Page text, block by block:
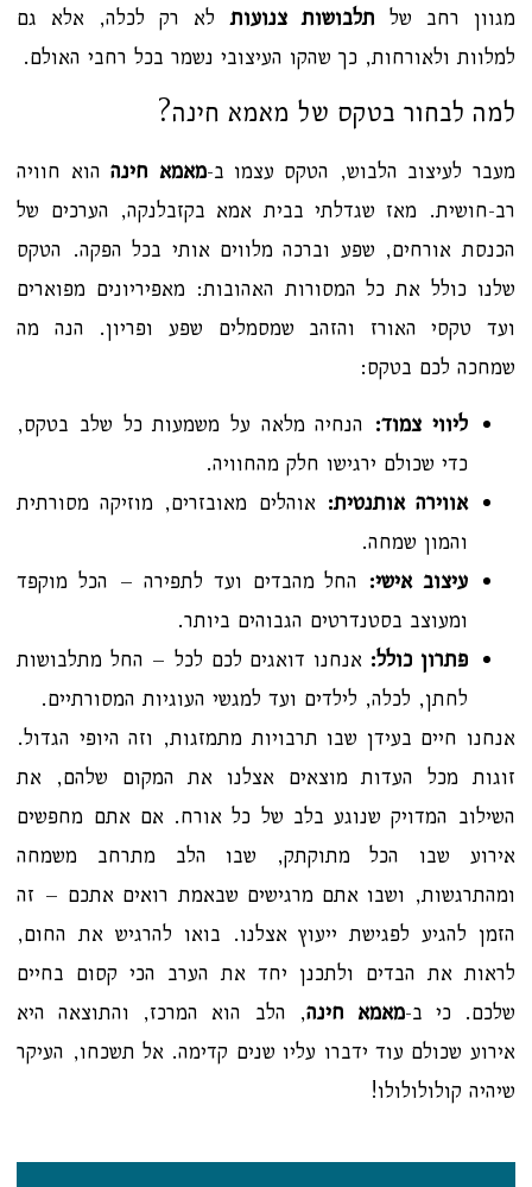
מגוון רחב של תלבושות צנועותלא רק לכלה, אלא גם
למלוות ולאורחות, כך שהקו העיצובי נשמר בכל רחבי האולם.
למה לבחור בטקס של מאמא חינה?
מעבר לעיצוב הלבוש, הטקס עצמו ב-מאמא חינההוא חוויה
רב-חושית. מאז שגדלתי בבית אמא בקזבלנקה, הערכים של
הכנסת אורחים, שפע וברכה מלווים אותי בכל הפקה. הטקס
שלנו כולל את כל המסורות האהובות: מאפיריונים מפוארים
ועד טקסי האורז והזהב שמסמלים שפע ופריון. הנה מה
שמחכה לכם בטקס:
ליווי צמוד:הנחיה מלאה על משמעות כל שלב בטקס,
כדי שכולם ירגישו חלק מהחוויה.
אווירה אותנטית:אוהלים מאובזרים, מוזיקה מסורתית
והמון שמחה.
עיצוב אישי:החל מהבדים ועד לתפירה – הכל מוקפד
ומעוצב בסטנדרטים הגבוהים ביותר.
פתרון כולל:אנחנו דואגים לכם לכל – החל מתלבושות
לחתן, לכלה, לילדים ועד למגשי העוגיות המסורתיים.
אנחנו חיים בעידן שבו תרבויות מתמזגות, וזה היופי הגדול.
זוגות מכל העדות מוצאים אצלנו את המקום שלהם, את
השילוב המדויק שנוגע בלב של כל אורח. אם אתם מחפשים
אירוע שבו הכל מתוקתק, שבו הלב מתרחב משמחה
ומהתרגשות, ושבו אתם מרגישים שבאמת רואים אתכם – זה
הזמן להגיע לפגישת ייעוץ אצלנו. בואו להרגיש את החום,
לראות את הבדים ולתכנן יחד את הערב הכי קסום בחיים
שלכם. כי ב-מאמא חינה, הלב הוא המרכז, והתוצאה היא
אירוע שכולם עוד ידברו עליו שנים קדימה. אל תשכחו, העיקר
שיהיה קולולולולו!